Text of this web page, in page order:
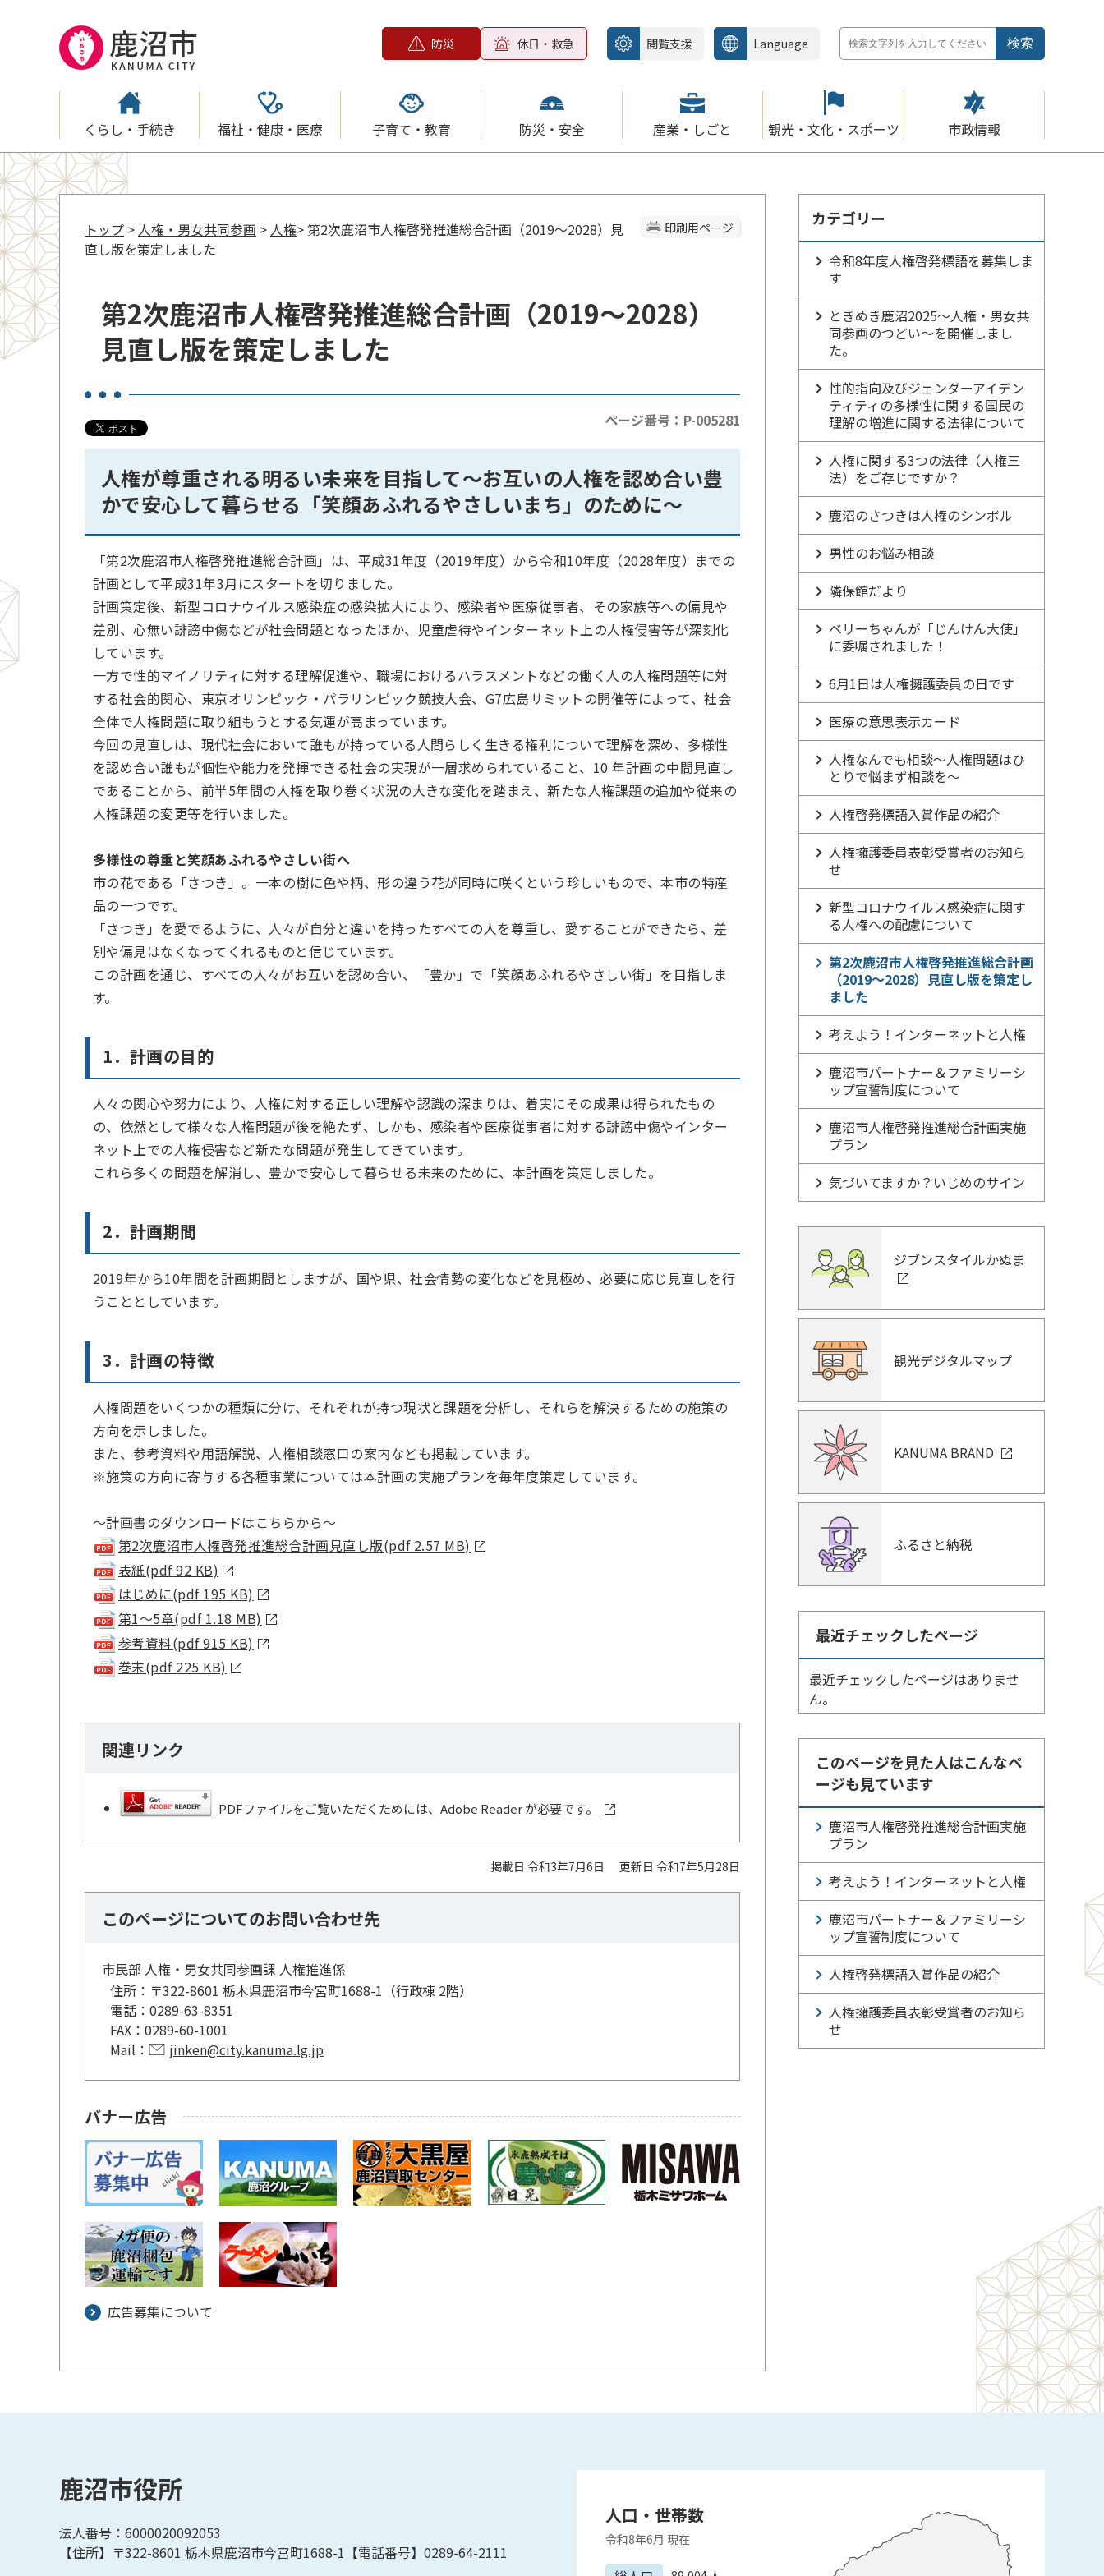
防災 休日・救急 閲覧支援 Language
くらし・手続き 福祉・健康・医療 子育て・教育 防災・安全 産業・しごと 観光・文化・スポーツ 市政情報
印刷用ページ
トップ > 人権・男女共同参画 > 人権> 第2次鹿沼市人権啓発推進総合計画（2019～2028）見
直し版を策定しました
第2次鹿沼市人権啓発推進総合計画（2019～2028）
見直し版を策定しました
ページ番号：P-005281
人権が尊重される明るい未来を目指して～お互いの人権を認め合い豊
かで安心して暮らせる「笑顔あふれるやさしいまち」のために～
「第2次鹿沼市人権啓発推進総合計画」は、平成31年度（2019年度）から令和10年度（2028年度）までの
計画として平成31年3月にスタートを切りました。
計画策定後、新型コロナウイルス感染症の感染拡大により、感染者や医療従事者、その家族等への偏見や
差別、心無い誹謗中傷などが社会問題となったほか、児童虐待やインターネット上の人権侵害等が深刻化
しています。
一方で性的マイノリティに対する理解促進や、職場におけるハラスメントなどの働く人の人権問題等に対
する社会的関心、東京オリンピック・パラリンピック競技大会、G7広島サミットの開催等によって、社会
全体で人権問題に取り組もうとする気運が高まっています。
今回の見直しは、現代社会において誰もが持っている人間らしく生きる権利について理解を深め、多様性
を認め合い誰もが個性や能力を発揮できる社会の実現が一層求められていること、10 年計画の中間見直し
であることから、前半5年間の人権を取り巻く状況の大きな変化を踏まえ、新たな人権課題の追加や従来の
人権課題の変更等を行いました。
多様性の尊重と笑顔あふれるやさしい街へ
市の花である「さつき」。一本の樹に色や柄、形の違う花が同時に咲くという珍しいもので、本市の特産
品の一つです。
「さつき」を愛でるように、人々が自分と違いを持ったすべての人を尊重し、愛することができたら、差
別や偏見はなくなってくれるものと信じています。
この計画を通じ、すべての人々がお互いを認め合い、「豊か」で「笑顔あふれるやさしい街」を目指しま
す。
1．計画の目的
人々の関心や努力により、人権に対する正しい理解や認識の深まりは、着実にその成果は得られたもの
の、依然として様々な人権問題が後を絶たず、しかも、感染者や医療従事者に対する誹謗中傷やインター
ネット上での人権侵害など新たな問題が発生してきています。
これら多くの問題を解消し、豊かで安心して暮らせる未来のために、本計画を策定しました。
2．計画期間
2019年から10年間を計画期間としますが、国や県、社会情勢の変化などを見極め、必要に応じ見直しを行
うこととしています。
3．計画の特徴
人権問題をいくつかの種類に分け、それぞれが持つ現状と課題を分析し、それらを解決するための施策の
方向を示しました。
また、参考資料や用語解説、人権相談窓口の案内なども掲載しています。
※施策の方向に寄与する各種事業については本計画の実施プランを毎年度策定しています。
～計画書のダウンロードはこちらから～
第2次鹿沼市人権啓発推進総合計画見直し版(pdf 2.57 MB)
表紙(pdf 92 KB)
はじめに(pdf 195 KB)
第1～5章(pdf 1.18 MB)
参考資料(pdf 915 KB)
巻末(pdf 225 KB)
関連リンク
PDFファイルをご覧いただくためには、Adobe Reader が必要です。
掲載日 令和3年7月6日 更新日 令和7年5月28日
このページについてのお問い合わせ先
市民部 人権・男女共同参画課 人権推進係
住所： 〒322-8601 栃木県鹿沼市今宮町1688-1（行政棟 2階）
電話： 0289-63-8351
FAX： 0289-60-1001
Mail：
jinken@city.kanuma.lg.jp
バナー広告
広告募集について
カテゴリー
令和8年度人権啓発標語を募集しま
す
ときめき鹿沼2025～人権・男女共
同参画のつどい～を開催しまし
た。
性的指向及びジェンダーアイデン
ティティの多様性に関する国民の
理解の増進に関する法律について
人権に関する3つの法律（人権三
法）をご存じですか？
鹿沼のさつきは人権のシンボル
男性のお悩み相談
隣保館だより
ベリーちゃんが「じんけん大使」
に委嘱されました！
6月1日は人権擁護委員の日です
医療の意思表示カード
人権なんでも相談～人権問題はひ
とりで悩まず相談を～
人権啓発標語入賞作品の紹介
人権擁護委員表彰受賞者のお知ら
せ
新型コロナウイルス感染症に関す
る人権への配慮について
第2次鹿沼市人権啓発推進総合計画
（2019～2028）見直し版を策定し
ました
考えよう！インターネットと人権
鹿沼市パートナー＆ファミリーシ
ップ宣誓制度について
鹿沼市人権啓発推進総合計画実施
プラン
気づいてますか？いじめのサイン
ジブンスタイルかぬま
観光デジタルマップ
KANUMA BRAND
ふるさと納税
最近チェックしたページ
最近チェックしたページはありませ
ん。
このページを見た人はこんなペ
ージも見ています
鹿沼市人権啓発推進総合計画実施
プラン
考えよう！インターネットと人権
鹿沼市パートナー＆ファミリーシ
ップ宣誓制度について
人権啓発標語入賞作品の紹介
人権擁護委員表彰受賞者のお知ら
せ
鹿沼市役所
法人番号：6000020092053
【住所】〒322-8601 栃木県鹿沼市今宮町1688-1【電話番号】0289-64-2111
人口・世帯数
令和8年6月 現在